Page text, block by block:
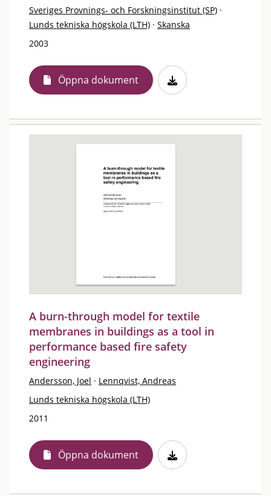
Sveriges Provnings- och Forskningsinstitut (SP) ·
Lunds tekniska högskola (LTH) · Skanska
2003
Öppna dokument
A burn-through model for textile
membranes in buildings as a tool in
performance based fire safety
engineering
Andersson, Joel · Lennqvist, Andreas
Lunds tekniska högskola (LTH)
2011
Öppna dokument